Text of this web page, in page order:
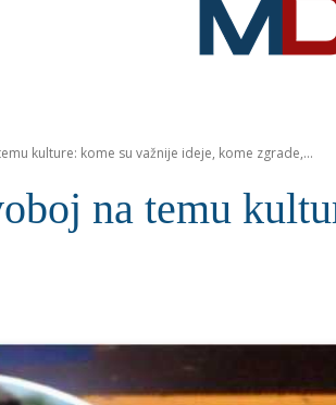
kulture: kome su važnije ideje, kome zgrade,...
na temu